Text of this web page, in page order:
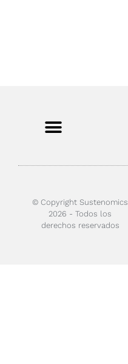
© Copyright Sustenomics
2026 - Todos los
derechos reservados